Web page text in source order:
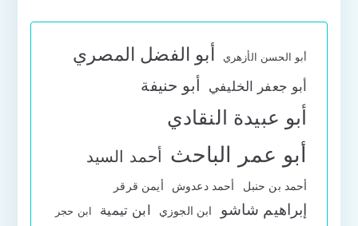
أبو الحسن الأزهري أبو الفضل المصري
أبو جعفر الخليفي أبو حنيفة
أبو عبيدة النقادي
أبو عمر الباحث أحمد السيد
أحمد بن حنبل أحمد دعدوش أيمن قرقر
إبراهيم شاشو ابن الجوزي ابن تيمية ابن حجر